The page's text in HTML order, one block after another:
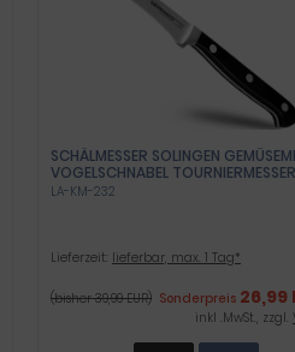
SCHÄLMESSER SOLINGEN
VOGELSCHNABEL TOURNIERMESSER
GESCHMIEDET AUS ROSTFREIEM
LA-KM-232
Lieferzeit: lieferbar, max. 1 Tag*
(bisher 39,99 EUR) Sonderpreis26,99
inkl .MwSt., zzgl.